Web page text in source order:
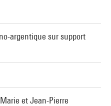
argentique sur support
et Jean-Pierre